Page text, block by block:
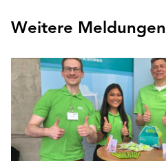
Weitere Meldungen